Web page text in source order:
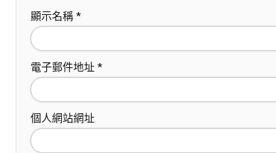
顯示名稱 *
電子郵件地址 *
個人網站網址